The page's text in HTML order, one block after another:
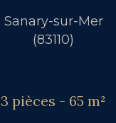
Sanary-sur-Mer
(83110)
3 pièces - 65 m²